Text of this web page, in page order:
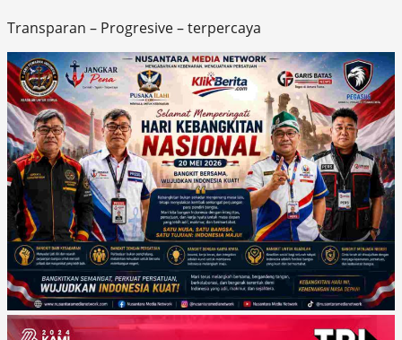
Transparan – Progresive – terpercaya